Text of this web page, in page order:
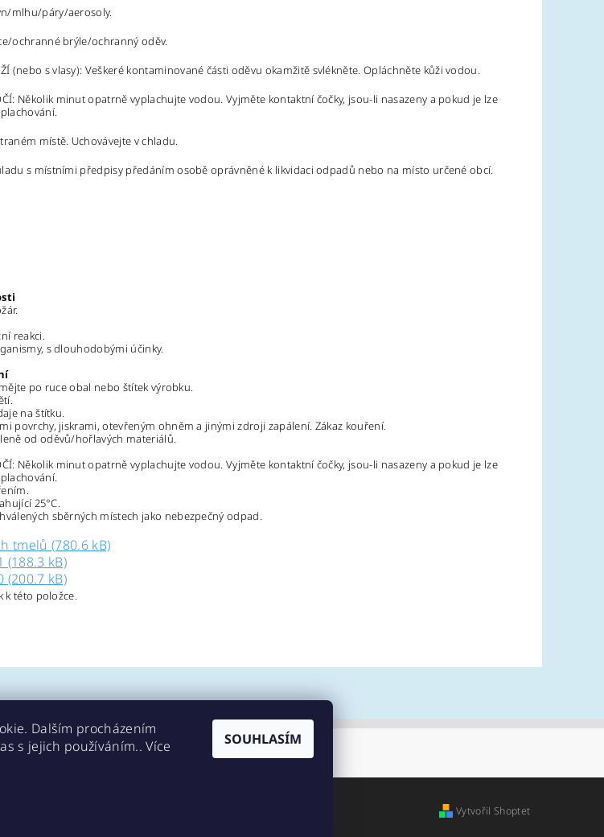
mlhu/páry/aerosoly.
ochranné brýle/ochranný oděv.
(nebo s vlasy): Veškeré kontaminované části oděvu okamžitě svlékněte. Opláchněte kůži vodou.
Několik minut opatrně vyplachujte vodou. Vyjměte kontaktní čočky, jsou-li nasazeny a pokud je lze
místě. Uchovávejte v chladu.
s místními předpisy předáním osobě oprávněné k likvidaci odpadů nebo na místo určené obcí.
reakci.
s dlouhodobými účinky.
po ruce obal nebo štítek výrobku.
na štítku.
povrchy, jiskrami, otevřeným ohněm a jinými zdroji zapálení. Zákaz kouření.
od oděvů/hořlavých materiálů.
Několik minut opatrně vyplachujte vodou. Vyjměte kontaktní čočky, jsou-li nasazeny a pokud je lze
25°C.
sběrných místech jako nebezpečný odpad.
tmelů (780.6 kB)
(188.3 kB)
(200.7 kB)
k této položce.
Kontakty
Vytvořil Shoptet
Dalším procházením
s jejich používáním.. Více
SOUHLASÍM